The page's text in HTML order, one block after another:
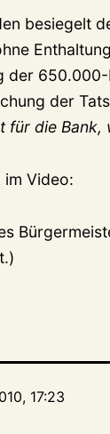
besiegelt
der
der
für die Bank,
Video:
17:23